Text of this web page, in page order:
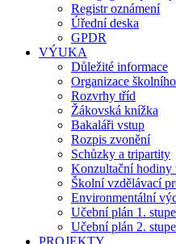
Registr oznámení
Úřední deska
GPDR
VÝUKA
Důležité informace
Organizace
Rozvrhy tříd
Žákovská knížka
Bakaláři vstup
Rozpis zvonění
Schůzky a tripartity
Konzultační hodiny
Školní vzdělávací
Environmentální
Učební plán 1.
Učební plán 2.
PROJEKTY